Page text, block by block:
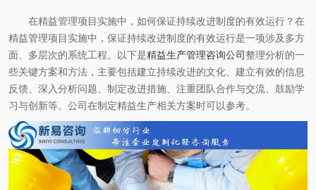
在精益管理项目实施中，如何保证持续改进制度的有效运行？在
精益管理项目实施中，保证持续改进制度的有效运行是一项涉及多方
面、多层次的系统工程。以下是精益生产管理咨询公司整理分析的一
些关键方案和方法，主要包括建立持续改进的文化、建立有效的信息
反馈、深入分析问题、制定改进措施、注重团队合作与交流、鼓励学
习与创新等。公司在制定精益生产相关方案时可以参考。